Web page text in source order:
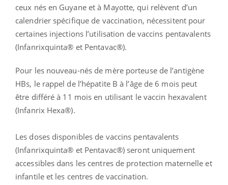
ceux nés en Guyane et à Mayotte, qui relèvent d’un
calendrier spécifique de vaccination, nécessitent pour
certaines injections l’utilisation de vaccins pentavalents
(Infanrixquinta® et Pentavac®).
Pour les nouveau-nés de mère porteuse de l’antigène
HBs, le rappel de l’hépatite B à l’âge de 6 mois peut
être différé à 11 mois en utilisant le vaccin hexavalent
(Infanrix Hexa®).
Les doses disponibles de vaccins pentavalents
(Infanrixquinta® et Pentavac®) seront uniquement
accessibles dans les centres de protection maternelle et
infantile et les centres de vaccination.